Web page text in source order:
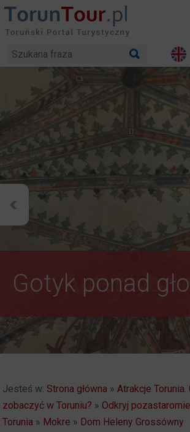
Gotyk ponad
Spektakularny.
Jesteś w: Strona główna »Atrakcje Torunia.
zobaczyć w Toruniu? » Odkryj
Torunia » Mokre » Dom Heleny Grossówny